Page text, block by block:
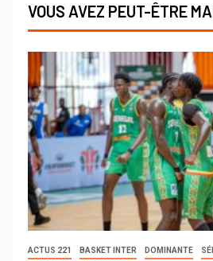
VOUS AVEZ PEUT-ÊTRE
ACTUS 221 BASKET INTER DOMINANTE